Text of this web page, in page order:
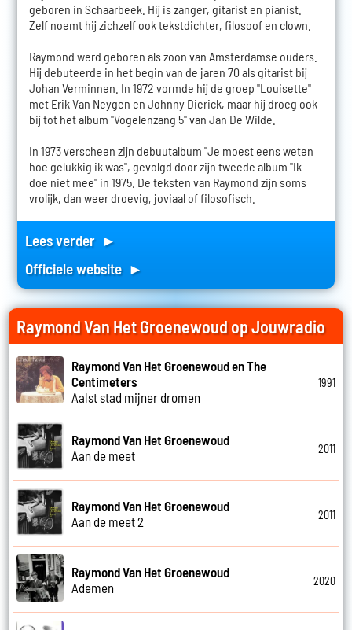
geboren in Schaarbeek. Hij is zanger, gitarist en pianist.
Zelf noemt hij zichzelf ook tekstdichter, filosoof en clown.
Raymond werd geboren als zoon van Amsterdamse ouders.
Hij debuteerde in het begin van de jaren 70 als gitarist bij
Johan Verminnen. In 1972 vormde hij de groep "Louisette"
met Erik Van Neygen en Johnny Dierick, maar hij droeg ook
bij tot het album "Vogelenzang 5" van Jan De Wilde.
In 1973 verscheen zijn debuutalbum "Je moest eens weten
hoe gelukkig ik was", gevolgd door zijn tweede album "Ik
doe niet mee" in 1975. De teksten van Raymond zijn soms
vrolijk, dan weer droevig, joviaal of filosofisch.
Lees verder ►
Officiele website ►
Raymond Van Het Groenewoud op Jouwradio
Raymond Van Het Groenewoud en The
Centimeters
Aalst stad mijner dromen
1991
Raymond Van Het Groenewoud
Aan de meet
2011
Raymond Van Het Groenewoud
Aan de meet 2
2011
Raymond Van Het Groenewoud
Ademen
2020